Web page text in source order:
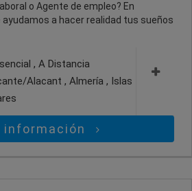
o Agente de empleo? En
ayudamos a hacer realidad tus sueños
, A Distancia
Alacant , Almería , Islas
información